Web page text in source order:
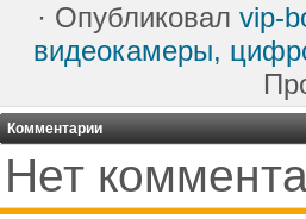
· Опубликовал vip-
видеокамеры,
Комментарии
Нет